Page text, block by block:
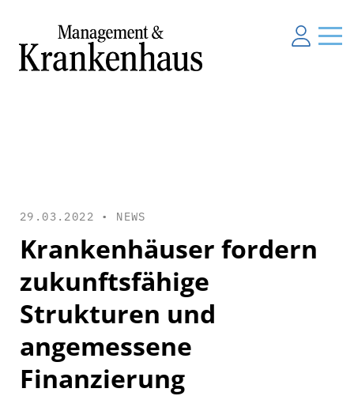
29.03.2022 • NEWS
Krankenhäuser fordern
zukunftsfähige
Strukturen und
angemessene
Finanzierung